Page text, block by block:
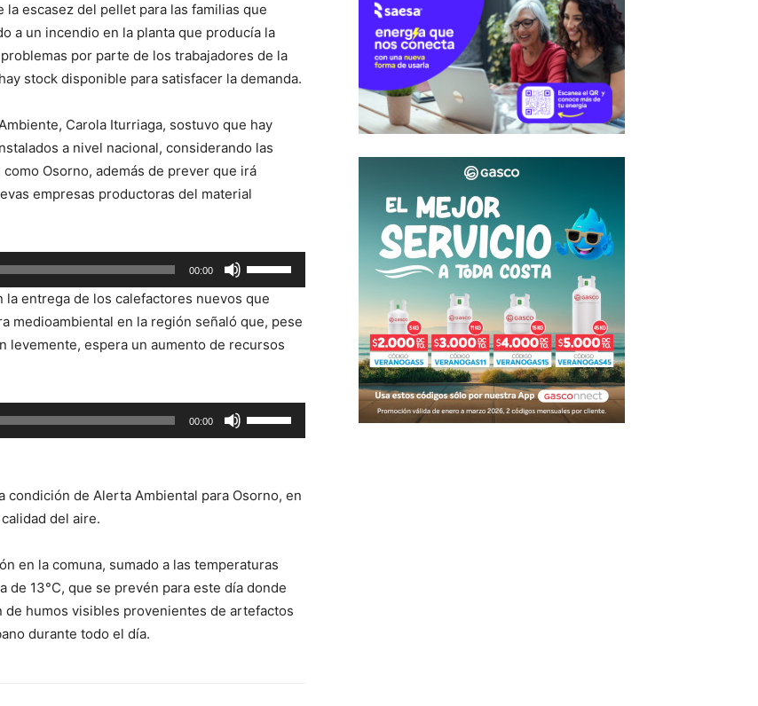
escasez del pellet para las familias que
a un incendio en la planta que producía la
por parte de los trabajadores de la
stock disponible para satisfacer la demanda.
Carola Iturriaga, sostuvo que hay
a nivel nacional, considerando las
Osorno, además de prever que irá
empresas productoras del material
00:00
las
teclas
de
flecha
para
aumentar
el
entrega de los calefactores nuevos que
medioambiental en la región señaló que, pese
levemente, espera un aumento de recursos
00:00
las
flecha
aumentar
o
disminuir
condición de Alerta Ambiental para Osorno, en
del aire.
en la comuna, sumado a las temperaturas
de 13°C, que se prevén para este día donde
humos visibles provenientes de artefactos
durante todo el día.